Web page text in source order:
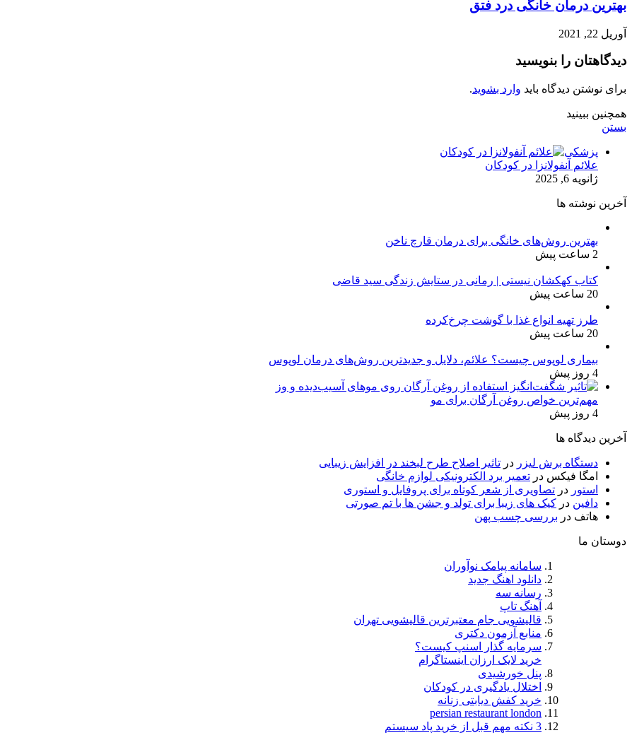
بهترین درمان خانگی درد فتق
آوریل 22, 2021
دیدگاهتان را بنویسید
برای نوشتن دیدگاه باید وارد بشوید.
همچنین ببینید
بستن
پزشکی
علائم آنفولانزا در کودکان
ژانویه 6, 2025
آخرین نوشته ها
بهترین روش‌های خانگی برای درمان قارچ ناخن
2 ساعت پیش
کتاب کهکشان نیستی | رمانی در ستایش زندگی سید قاضی
20 ساعت پیش
طرز تهیه انواع غذا با گوشت چرخ‌کرده
20 ساعت پیش
بیماری لوپوس چیست؟ علائم، دلایل و جدیدترین روش‌های درمان لوپوس
4 روز پیش
مهم‌ترین خواص روغن آرگان برای مو
4 روز پیش
آخرین دیدگاه ها
دستگاه برش لیزر در تاثیر اصلاح طرح لبخند در افزایش زیبایی
امگا فیکس در تعمیر برد الکترونیکی لوازم خانگی
استور در تصاویری از شعر کوتاه برای پروفایل و استوری
دافین در کیک های زیبا برای تولد و جشن ها با تم صورتی
هاتف در بررسی چسب پهن
دوستان ما
سامانه پیامک نوآوران
دانلود اهنگ جدید
رسانه سه
آهنگ تاپ
قالیشویی جام معتبرترین قالیشویی تهران
منابع آزمون دکتری
سرمایه گذار اسنپ کیست؟
خرید لایک ارزان اینستاگرام
پنل خورشیدی
اختلال یادگیری در کودکان
خرید کفش دیابتی زنانه
persian restaurant london
3 نکته مهم قبل از خرید پاد سیستم